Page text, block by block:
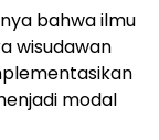
bahwa ilmu
wisudawan
modal